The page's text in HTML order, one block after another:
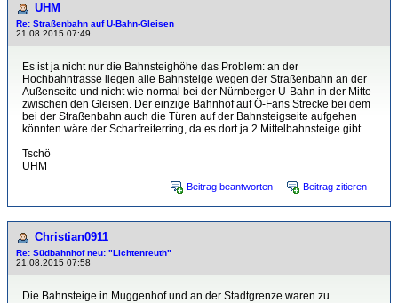
UHM
Re: Straßenbahn auf U-Bahn-Gleisen
21.08.2015 07:49
Es ist ja nicht nur die Bahnsteighöhe das Problem: an der
Hochbahntrasse liegen alle Bahnsteige wegen der Straßenbahn an der
Außenseite und nicht wie normal bei der Nürnberger U-Bahn in der Mitte
zwischen den Gleisen. Der einzige Bahnhof auf Ö-Fans Strecke bei dem
bei der Straßenbahn auch die Türen auf der Bahnsteigseite aufgehen
könnten wäre der Scharfreiterring, da es dort ja 2 Mittelbahnsteige gibt.
Tschö
UHM
Beitrag beantworten Beitrag zitieren
Christian0911
Re: Südbahnhof neu: "Lichtenreuth"
21.08.2015 07:58
Die Bahnsteige in Muggenhof und an der Stadtgrenze waren zu